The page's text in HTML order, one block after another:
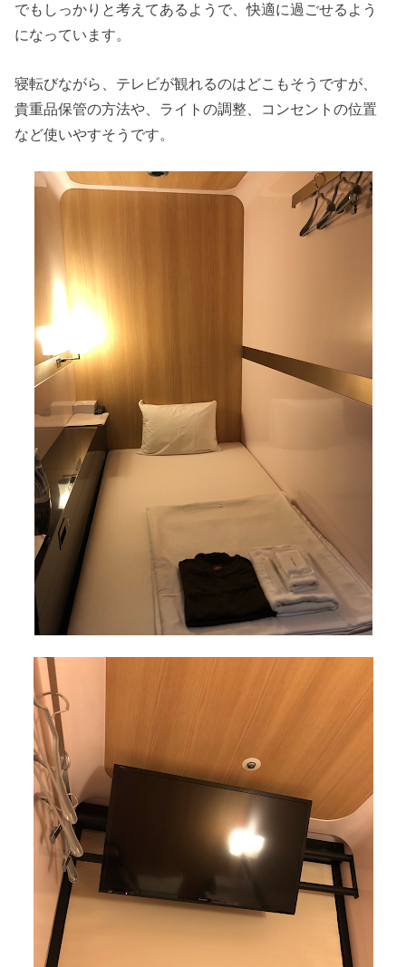
でもしっかりと考えてあるようで、快適に過ごせるよう
になっています。
寝転びながら、テレビが観れるのはどこもそうですが、
貴重品保管の方法や、ライトの調整、コンセントの位置
など使いやすそうです。